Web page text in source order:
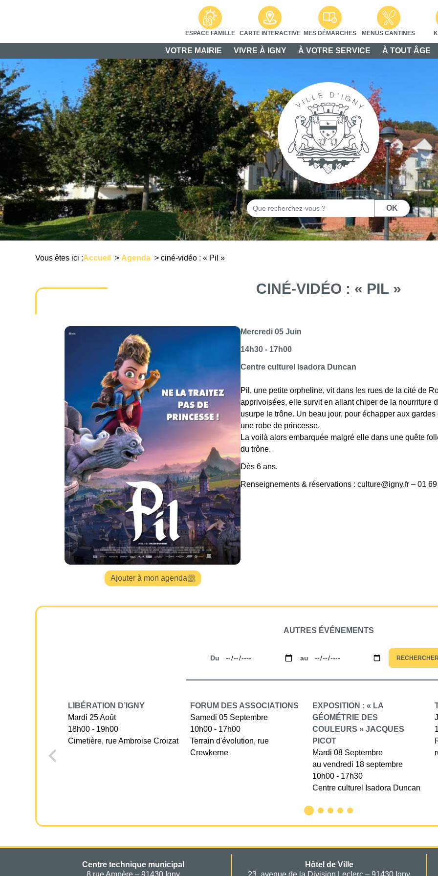
ESPACE FAMILLE CARTE INTERACTIVE MES DÉMARCHES MENUS CANTINES
VOTRE MAIRIE VIVRE À IGNY À VOTRE SERVICE À TOUT ÂGE
Rechercher OK
Vous êtes ici :Accueil > Agenda > ciné-vidéo : « Pil »
CINÉ-VIDÉO : « PIL »
Ajouter à mon agenda
Mercredi 05 Juin
14h30 - 17h00
Centre culturel Isadora Duncan
Pil, une petite orpheline, vit dans les rues de la cité de
apprivoisées, elle survit en allant chiper de la nourriture
usurpe le trône. Un beau jour, pour échapper aux
une robe de princesse.
La voilà alors embarquée malgré elle dans une quête
du trône.
Dès 6 ans.
Renseignements & réservations : culture@igny.fr – 01
AUTRES ÉVÉNEMENTS
Du au RECHERCHER
LIBÉRATION D’IGNY
Mardi 25 Août
18h00 - 19h00
Cimetière, rue Ambroise Croizat
FORUM DES ASSOCIATIONS
Samedi 05 Septembre
10h00 - 17h00
Terrain d'évolution, rue
Crewkerne
EXPOSITION : « LA
GÉOMÉTRIE DES
COULEURS » JACQUES
PICOT
Mardi 08 Septembre
au vendredi 18 septembre
10h00 - 17h30
Centre culturel Isadora Duncan
Centre technique municipal
Hôtel de Ville